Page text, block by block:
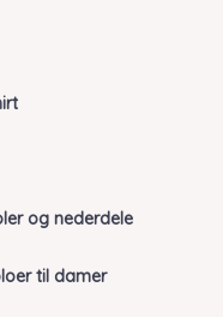
og nederdele
til damer